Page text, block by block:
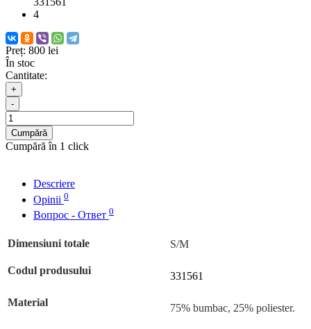
4
Preț: 800 lei
În stoc
Cantitate:
+
-
Cumpără
Cumpără în 1 click
Descriere
Opinii 0
Вопрос - Ответ 0
Dimensiuni totale S/M
Codul produsului 331561
Material 75% bumbac, 25% poliester.